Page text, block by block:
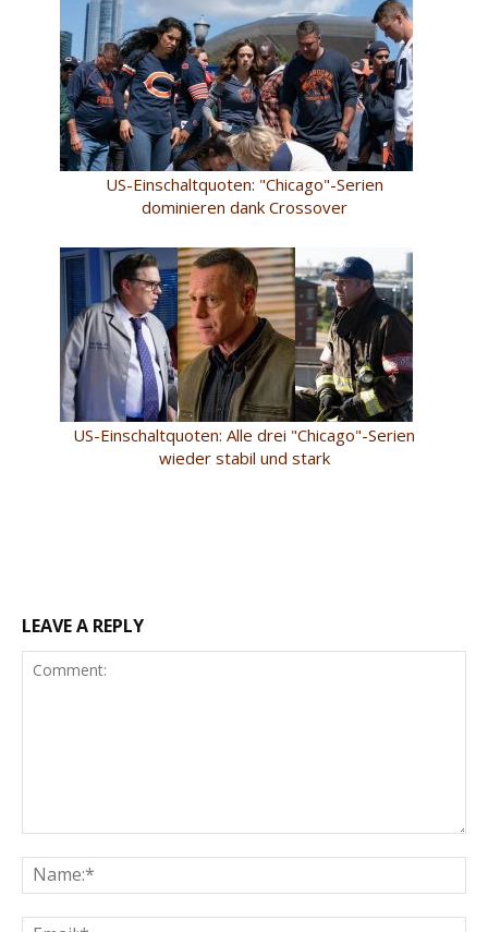
US-Einschaltquoten: "Chicago"-Serien
dominieren dank Crossover
US-Einschaltquoten: Alle drei "Chicago"-Serien
wieder stabil und stark
LEAVE A REPLY